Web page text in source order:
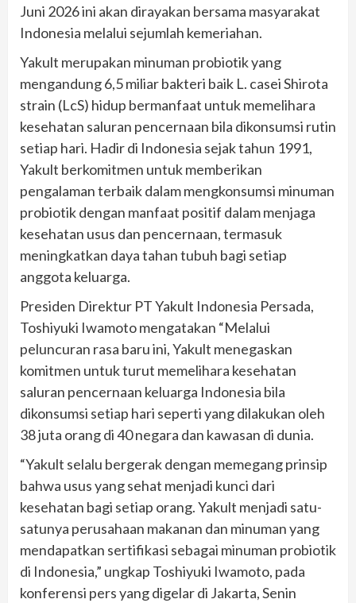
Juni 2026 ini akan dirayakan bersama masyarakat
Indonesia melalui sejumlah kemeriahan.
Yakult merupakan minuman probiotik yang
mengandung 6,5 miliar bakteri baik L. casei Shirota
strain (LcS) hidup bermanfaat untuk memelihara
kesehatan saluran pencernaan bila dikonsumsi rutin
setiap hari. Hadir di Indonesia sejak tahun 1991,
Yakult berkomitmen untuk memberikan
pengalaman terbaik dalam mengkonsumsi minuman
probiotik dengan manfaat positif dalam menjaga
kesehatan usus dan pencernaan, termasuk
meningkatkan daya tahan tubuh bagi setiap
anggota keluarga.
Presiden Direktur PT Yakult Indonesia Persada,
Toshiyuki Iwamoto mengatakan “Melalui
peluncuran rasa baru ini, Yakult menegaskan
komitmen untuk turut memelihara kesehatan
saluran pencernaan keluarga Indonesia bila
dikonsumsi setiap hari seperti yang dilakukan oleh
38 juta orang di 40 negara dan kawasan di dunia.
“Yakult selalu bergerak dengan memegang prinsip
bahwa usus yang sehat menjadi kunci dari
kesehatan bagi setiap orang. Yakult menjadi satu-
satunya perusahaan makanan dan minuman yang
mendapatkan sertifikasi sebagai minuman probiotik
di Indonesia,” ungkap Toshiyuki Iwamoto, pada
konferensi pers yang digelar di Jakarta, Senin